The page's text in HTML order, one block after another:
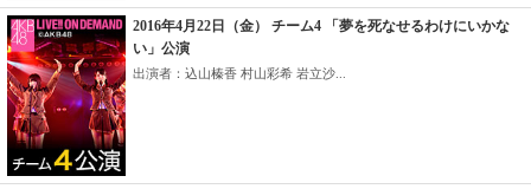
2016年4月22日（金） チーム4 「夢を死なせるわけにいかな
い」公演
出演者：込山榛香 村山彩希 岩立沙...